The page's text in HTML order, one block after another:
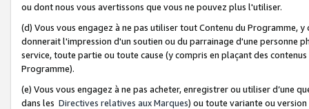
ou dont nous vous avertissons que vous ne pouvez plus l'utiliser.
(d) Vous vous engagez à ne pas utiliser tout Contenu du Programme,
donnerait l'impression d'un soutien ou du parrainage d'une personne
service, toute partie ou toute cause (y compris en plaçant des
Programme).
(e) Vous vous engagez à ne pas acheter, enregistrer ou utiliser d’une
dans les Directives relatives aux Marques) ou toute variante ou